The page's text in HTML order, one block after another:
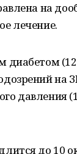
на
лечение.
диабетом
на
давления
до 10